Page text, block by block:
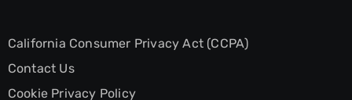
California Consumer Privacy Act (CCPA)
Contact Us
Cookie Privacy Policy